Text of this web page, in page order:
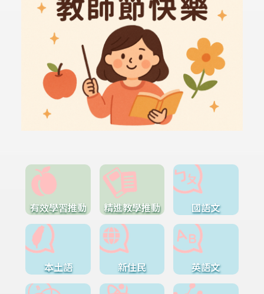
有效學習推動 精進教學推動 國語文
本土語 新住民 英語文